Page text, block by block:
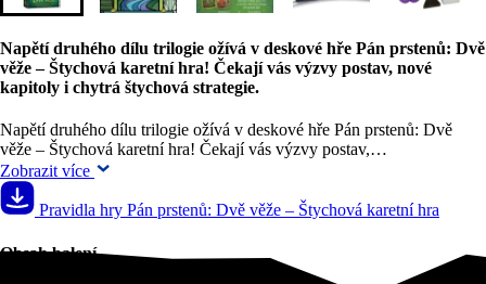
Napětí druhého dílu trilogie ožívá v deskové hře Pán prstenů: Dvě
věže – Štychová karetní hra! Čekají vás výzvy postav, nové
kapitoly i chytrá štychová strategie.
Napětí druhého dílu trilogie ožívá v deskové hře Pán prstenů: Dvě
věže – Štychová karetní hra! Čekají vás výzvy postav,…
Zobrazit více
Pravidla hry Pán prstenů: Dvě věže – Štychová karetní hra
Obsah balení